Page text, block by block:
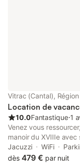
Vitrac (Cantal),
Location de
10.0Fantastique⋅1
Venez vous
manoir du XVIIIe avec
bain + dressing), une
à manger et cuisine
Jacuzzi WiFi
dès 479 € par nuit